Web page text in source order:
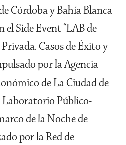
Córdoba y Bahía Blanca
el Side Event “LAB de
Casos de Éxito y
por la Agencia
de La Ciudad de
Laboratorio Público-
de la Noche de
por la Red de